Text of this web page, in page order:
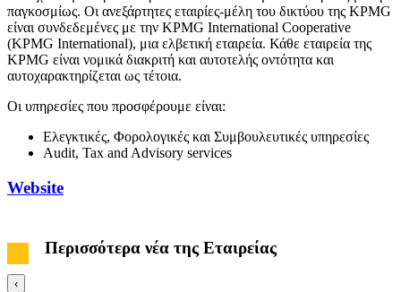
παγκοσμίως. Οι ανεξάρτητες εταιρίες-μέλη του δικτύου της KPMG
είναι συνδεδεμένες με την KPMG International Cooperative
(KPMG International), μια ελβετική εταιρεία. Κάθε εταιρεία της
KPMG είναι νομικά διακριτή και αυτοτελής οντότητα και
αυτοχαρακτηρίζεται ως τέτοια.
Οι υπηρεσίες που προσφέρουμε είναι:
Ελεγκτικές, Φορολογικές και Συμβουλευτικές υπηρεσίες
Audit, Tax and Advisory services
Website
Περισσότερα νέα της Εταιρείας
‹